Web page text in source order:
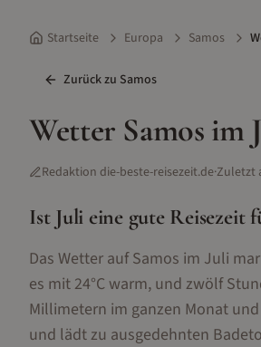
Startseite Europa Samos
Zurück zu Samos
Wetter Samos im
Redaktion die-beste-reisezeit.de·Zuletzt
Ist Juli eine gute Reisezeit
Das Wetter auf Samos im Juli
es mit 24°C warm, und zwölf
Millimetern im ganzen Monat
und lädt zu ausgedehnten